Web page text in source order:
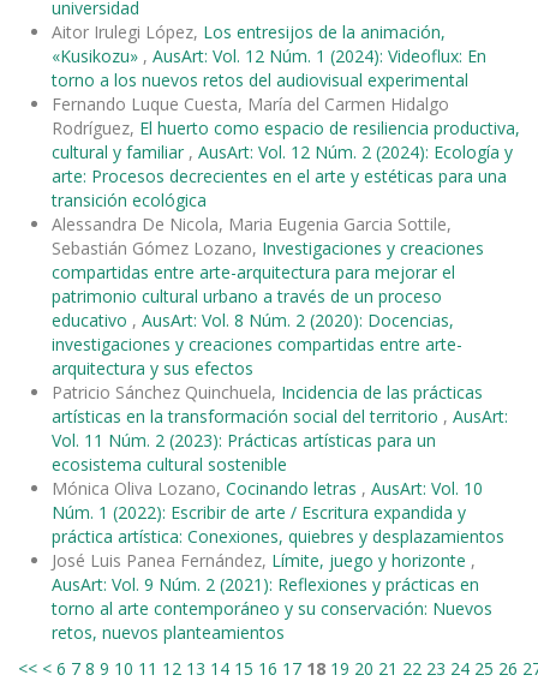
universidad
Aitor Irulegi López, Los entresijos de la animación,
«Kusikozu» , AusArt: Vol. 12 Núm. 1 (2024): Videoflux: En
torno a los nuevos retos del audiovisual experimental
Fernando Luque Cuesta, María del Carmen Hidalgo
Rodríguez, El huerto como espacio de resiliencia productiva,
cultural y familiar , AusArt: Vol. 12 Núm. 2 (2024): Ecología y
arte: Procesos decrecientes en el arte y estéticas para una
transición ecológica
Alessandra De Nicola, Maria Eugenia Garcia Sottile,
Sebastián Gómez Lozano, Investigaciones y creaciones
compartidas entre arte-arquitectura para mejorar el
patrimonio cultural urbano a través de un proceso
educativo , AusArt: Vol. 8 Núm. 2 (2020): Docencias,
investigaciones y creaciones compartidas entre arte-
arquitectura y sus efectos
Patricio Sánchez Quinchuela, Incidencia de las prácticas
artísticas en la transformación social del territorio , AusArt:
Vol. 11 Núm. 2 (2023): Prácticas artísticas para un
ecosistema cultural sostenible
Mónica Oliva Lozano, Cocinando letras , AusArt: Vol. 10
Núm. 1 (2022): Escribir de arte / Escritura expandida y
práctica artística: Conexiones, quiebres y desplazamientos
José Luis Panea Fernández, Límite, juego y horizonte ,
AusArt: Vol. 9 Núm. 2 (2021): Reflexiones y prácticas en
torno al arte contemporáneo y su conservación: Nuevos
retos, nuevos planteamientos
<< < 6 7 8 9 10 11 12 13 14 15 16 17 18 19 20 21 22 23 24 25 26